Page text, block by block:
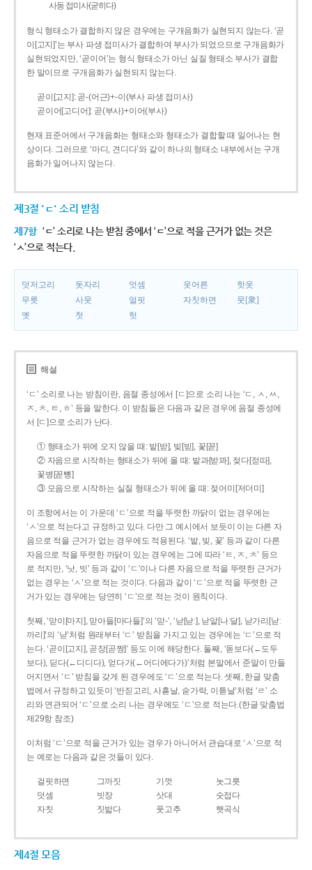
사동 접미사(굳히다)
형식 형태소가 결합하지 않은 경우에는 구개음화가 실현되지 않는다. ‘곧
이[고지]’는 부사 파생 접미사가 결합하여 부사가 되었으므로 구개음화가
실현되었지만, ‘곧이어’는 형식 형태소가 아닌 실질 형태소 부사가 결합
한 말이므로 구개음화가 실현되지 않는다.
곧이[고지]: 곧-­(어근)+­-이(부사 파생 접미사)
곧이어[고디어]: 곧(부사)+이어(부사)
현재 표준어에서 구개음화는 형태소와 형태소가 결합할 때 일어나는 현
상이다. 그러므로 ‘마디, 견디다’와 같이 하나의 형태소 내부에서는 구개
음화가 일어나지 않는다.
제3절 'ㄷ' 소리 받침
제7항 ‘ㄷ’ 소리로 나는 받침 중에서 ‘ㄷ’으로 적을 근거가 없는 것은
‘ㅅ’으로 적는다.
덧저고리 돗자리 엇셈 웃어른
핫옷
무릇
사뭇 얼핏 자칫하면
뭇[衆]
옛
첫 헛
해설
‘ㄷ’ 소리로 나는 받침이란, 음절 종성에서 [ㄷ]으로 소리 나는 ‘ㄷ, ㅅ, ㅆ,
ㅈ, ㅊ, ㅌ, ㅎ’ 등을 말한다. 이 받침들은 다음과 같은 경우에 음절 종성에
서 [ㄷ]으로 소리가 난다.
① 형태소가 뒤에 오지 않을 때: 밭[받], 빚[빋], 꽃[꼳]
② 자음으로 시작하는 형태소가 뒤에 올 때: 밭과[받꽈], 젖다[젇따],
꽃병[꼳뼝]
③ 모음으로 시작하는 실질 형태소가 뒤에 올 때: 젖어미[저더미]
이 조항에서는 이 가운데 ‘ㄷ’으로 적을 뚜렷한 까닭이 없는 경우에는
‘ㅅ’으로 적는다고 규정하고 있다. 다만 그 예시에서 보듯이 이는 다른 자
음으로 적을 근거가 없는 경우에도 적용된다. ‘밭, 빚, 꽃’ 등과 같이 다른
자음으로 적을 뚜렷한 까닭이 있는 경우에는 그에 따라 ‘ㅌ, ㅈ, ㅊ’ 등으
로 적지만, ‘낫, 빗’ 등과 같이 ‘ㄷ’이나 다른 자음으로 적을 뚜렷한 근거가
없는 경우는 ‘ㅅ’으로 적는 것이다. 다음과 같이 ‘ㄷ’으로 적을 뚜렷한 근
거가 있는 경우에는 당연히 ‘ㄷ’으로 적는 것이 원칙이다.
첫째, ‘맏이[마지], 맏아들[마다들]’의 ‘맏-’, ‘낟[낟ː], 낟알[나ː달], 낟가리[낟ː
까리]’의 ‘낟’처럼 원래부터 ‘ㄷ’ 받침을 가지고 있는 경우에는 ‘ㄷ’으로 적
는다. ‘곧이[고지], 곧장[곧짱]’ 등도 이에 해당한다. 둘째, ‘돋보다(←도두
보다), 딛다(←디디다), 얻다가(←어디에다가)’처럼 본말에서 준말이 만들
어지면서 ‘ㄷ’ 받침을 갖게 된 경우에도 ‘ㄷ’으로 적는다. 셋째, 한글 맞춤
법에서 규정하고 있듯이 ‘반짇고리, 사흗날, 숟가락, 이튿날’처럼 ‘ㄹ’ 소
리와 연관되어 ‘ㄷ’으로 소리 나는 경우에도 ‘ㄷ’으로 적는다.(한글 맞춤법
제29항 참조)
이처럼 ‘ㄷ’으로 적을 근거가 있는 경우가 아니어서 관습대로 ‘ㅅ’으로 적
는 예로는 다음과 같은 것들이 있다.
걸핏하면 그까짓 기껏
놋그릇
덧셈
빗장 삿대
숫접다
자칫
짓밟다 풋고추 햇곡식
제4절 모음